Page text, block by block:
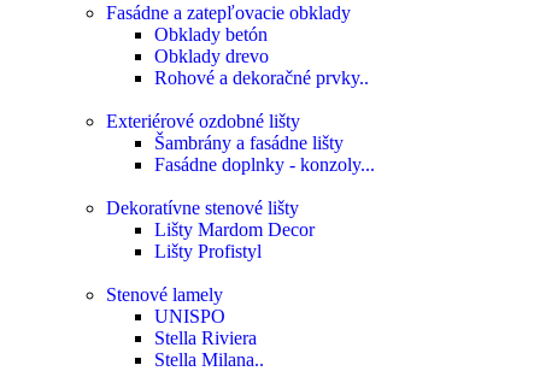
Fasádne a zatepľovacie obklady
Obklady betón
Obklady drevo
Rohové a dekoračné prvky..
Exteriérové ozdobné lišty
Šambrány a fasádne lišty
Fasádne doplnky - konzoly...
Dekoratívne stenové lišty
Lišty Mardom Decor
Lišty Profistyl
Stenové lamely
UNISPO
Stella Riviera
Stella Milana..